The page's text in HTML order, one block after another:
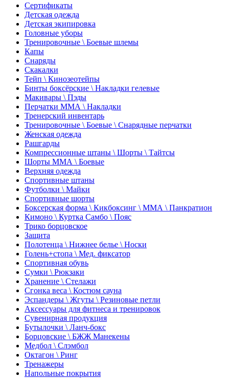
Сертификаты
Детская одежда
Детская экипировка
Головные уборы
Тренировочные \ Боевые шлемы
Капы
Снаряды
Скакалки
Тейп \ Кинозеотейпы
Бинты боксёрские \ Накладки гелевые
Макивары \ Пэды
Перчатки ММА \ Накладки
Тренерский инвентарь
Тренировочные \ Боевые \ Снарядные перчатки
Женская одежда
Рашгарды
Компрессионные штаны \ Шорты \ Тайтсы
Шорты ММА \ Боевые
Верхняя одежда
Спортивные штаны
Футболки \ Майки
Спортивные шорты
Боксерская форма \ Кикбоксинг \ ММА \ Панкратион
Кимоно \ Куртка Самбо \ Пояс
Трико борцовское
Защита
Полотенца \ Нижнее белье \ Носки
Голень+стопа \ Мед. фиксатор
Спортивная обувь
Сумки \ Рюкзаки
Хранение \ Стелажи
Сгонка веса \ Костюм сауна
Эспандеры \ Жгуты \ Резиновые петли
Аксессуары для фитнеса и тренировок
Сувенирная продукция
Бутылочки \ Ланч-бокс
Борцовские \ БЖЖ Манекены
Медбол \ Слэмбол
Октагон \ Ринг
Тренажеры
Напольные покрытия